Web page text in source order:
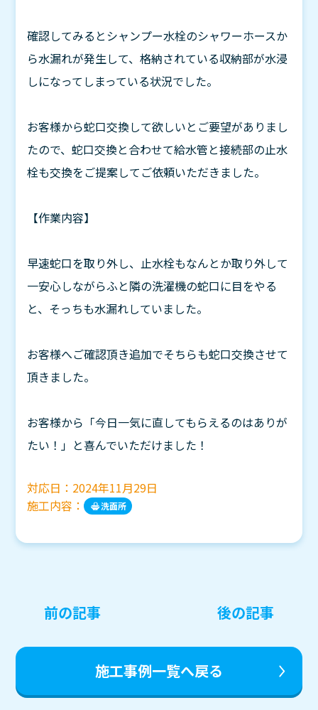
確認してみるとシャンプー水栓のシャワーホースか
ら水漏れが発生して、格納されている収納部が水浸
しになってしまっている状況でした。
お客様から蛇口交換して欲しいとご要望がありまし
たので、蛇口交換と合わせて給水管と接続部の止水
栓も交換をご提案してご依頼いただきました。
【作業内容】
早速蛇口を取り外し、止水栓もなんとか取り外して
一安心しながらふと隣の洗濯機の蛇口に目をやる
と、そっちも水漏れしていました。
お客様へご確認頂き追加でそちらも蛇口交換させて
頂きました。
お客様から「今日一気に直してもらえるのはありが
たい！」と喜んでいただけました！
対応日： 2024年11月29日
施工内容：
洗面所
ナ
ビ
ー
前の記事 後の記事
施工事例一覧へ戻る